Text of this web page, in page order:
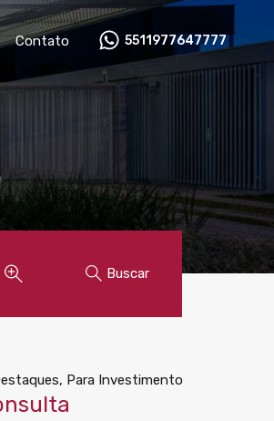
Trabalhe conosco Contato
Contato 5511977647777
Buscar
Para Investimento